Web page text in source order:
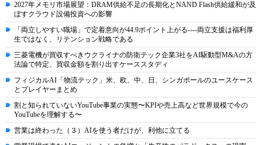
2027年メモリ市場展望：DRAM供給不足の長期化とNAND Flash供給緩和が及
ぼすクラウド設備投資への影響
「両立しやすい職場」で定着意向が44.9ポイント上がる----両立支援は福利厚
生ではなく、リテンション戦略である
三菱電機が買収すべきウクライナの防衛テック企業3社をAI駆動型M&Aの方
法論で特定、買収金額を割り出すケーススタディ
フィジカルAI「物流テック」米、欧、中、日、シンガポールのユースケース
とプレイヤーまとめ
割と知られていないYouTube事業の実態〜KPIや売上高など世界規模で今の
YouTubeを理解する〜
営業は終わった（３）AIを使う者だけが、利他に立てる